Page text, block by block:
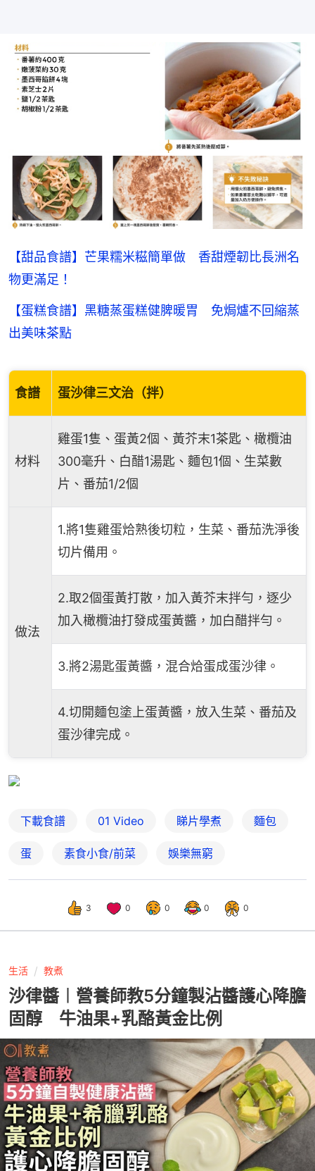
【甜品食譜】芒果糯米糍簡單做 香甜煙韌比長洲名
物更滿足！
【蛋糕食譜】黑糖蒸蛋糕健脾暖胃 免焗爐不回縮蒸
出美味茶點
食譜 蛋沙律三文治（拌）
材料
雞蛋1隻、蛋黃2個、黃芥末1茶匙、橄欖油
300毫升、白醋1湯匙、麵包1個、生菜數
片、番茄1/2個
做法
1.將1隻雞蛋烚熟後切粒，生菜、番茄洗淨後
切片備用。
2.取2個蛋黃打散，加入黃芥末拌勻，逐少
加入橄欖油打發成蛋黃醬，加白醋拌勻。
3.將2湯匙蛋黃醬，混合烚蛋成蛋沙律。
4.切開麵包塗上蛋黃醬，放入生菜、番茄及
蛋沙律完成。
下載食譜 01 Video 睇片學煮 麵包
蛋 素食小食/前菜 娛樂無窮
3 0 0 0 0
生活 教煮
沙律醬︱營養師教5分鐘製沾醬護心降膽
固醇 牛油果+乳酪黃金比例